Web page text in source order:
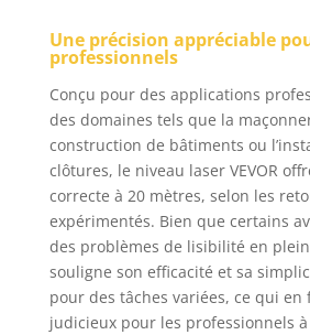
lunettes
protéger
voir
en plein
AUTO-
AUTO-
- La
laser est
pour
la ligne
d'auto-
Une précision appréciable
professionnels
Conçu pour des applications
des domaines tels que la
construction de bâtiments ou
clôtures, le niveau laser VEVOR
correcte à 20 mètres, selon les
expérimentés. Bien que certains
des problèmes de lisibilité en
souligne son efficacité et sa
pour des tâches variées, ce qui en
judicieux pour les professionnels à